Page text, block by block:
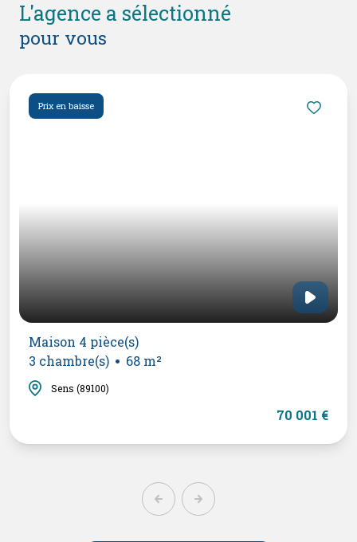
l'agence a sélectionné
pour vous
Prix en baisse
Maison 4 pièce(s)
3 chambre(s)
68 m²
Sens (89100)
70 001 €